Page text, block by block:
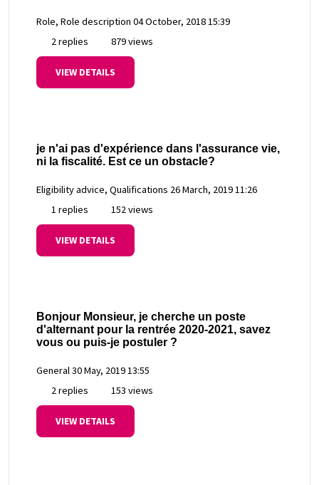
Role, Role description 04 October, 2018 15:39
2 replies
879 views
VIEW DETAILS
je n'ai pas d'expérience dans l'assurance vie,
ni la fiscalité. Est ce un obstacle?
Eligibility advice, Qualifications 26 March, 2019 11:26
1 replies
152 views
VIEW DETAILS
Bonjour Monsieur, je cherche un poste
d'alternant pour la rentrée 2020-2021, savez
vous ou puis-je postuler ?
General30 May, 2019 13:55
2 replies
153 views
VIEW DETAILS